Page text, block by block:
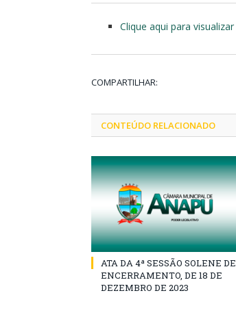
Clique aqui para visualizar
COMPARTILHAR:
CONTEÚDO RELACIONADO
ATA DA 4ª SESSÃO SOLENE DE
ENCERRAMENTO, DE 18 DE
DEZEMBRO DE 2023